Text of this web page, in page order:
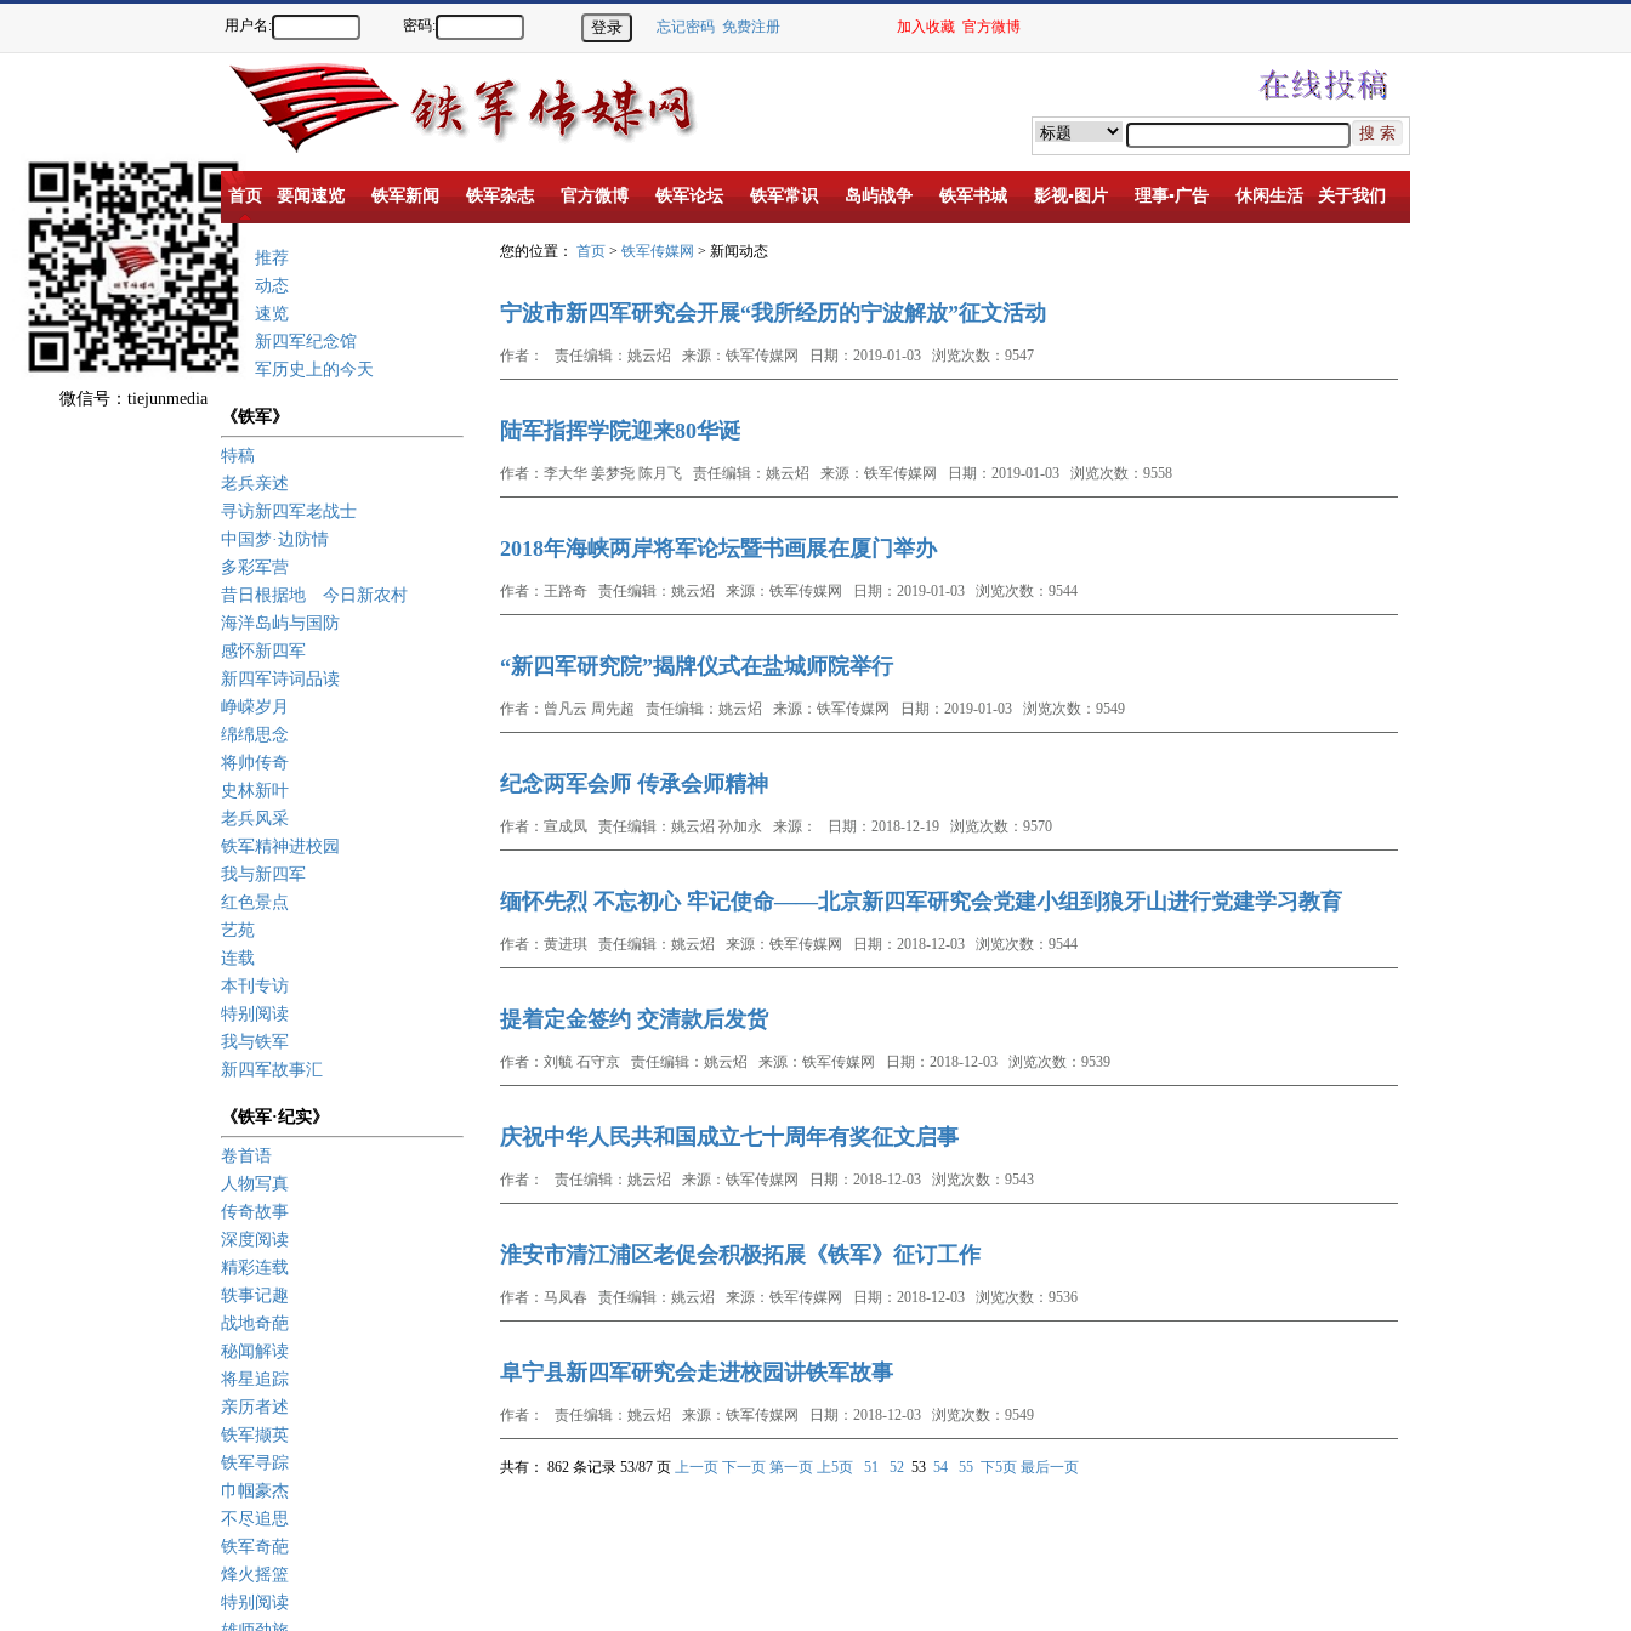
微信号：tiejunmedia
用户名: 密码: 忘记密码 免费注册 加入收藏 官方微博
首页 要闻速览 铁军新闻 铁军杂志 官方微博 铁军论坛 铁军常识 岛屿战争 铁军书城 影视▪图片 理事▪广告 休闲生活 关于我们
重点推荐
新闻动态
要闻速览
盐城新四军纪念馆
新四军历史上的今天
《铁军》
特稿
老兵亲述
寻访新四军老战士
中国梦·边防情
多彩军营
昔日根据地 今日新农村
海洋岛屿与国防
感怀新四军
新四军诗词品读
峥嵘岁月
绵绵思念
将帅传奇
史林新叶
老兵风采
铁军精神进校园
我与新四军
红色景点
艺苑
连载
本刊专访
特别阅读
我与铁军
新四军故事汇
《铁军·纪实》
卷首语
人物写真
传奇故事
深度阅读
精彩连载
轶事记趣
战地奇葩
秘闻解读
将星追踪
亲历者述
铁军撷英
铁军寻踪
巾帼豪杰
不尽追思
铁军奇葩
烽火摇篮
特别阅读
您的位置： 首页 > 铁军传媒网 > 新闻动态
宁波市新四军研究会开展“我所经历的宁波解放”征文活动
作者： 责任编辑：姚云炤 来源：铁军传媒网 日期：2019-01-03 浏览次数：9547
陆军指挥学院迎来80华诞
作者：李大华 姜梦尧 陈月飞 责任编辑：姚云炤 来源：铁军传媒网 日期：2019-01-03 浏览次数：9558
2018年海峡两岸将军论坛暨书画展在厦门举办
作者：王路奇 责任编辑：姚云炤 来源：铁军传媒网 日期：2019-01-03 浏览次数：9544
“新四军研究院”揭牌仪式在盐城师院举行
作者：曾凡云 周先超 责任编辑：姚云炤 来源：铁军传媒网 日期：2019-01-03 浏览次数：9549
纪念两军会师 传承会师精神
作者：宣成凤 责任编辑：姚云炤 孙加永 来源： 日期：2018-12-19 浏览次数：9570
缅怀先烈 不忘初心 牢记使命——北京新四军研究会党建小组到狼牙山进行党建学习教育
作者：黄进琪 责任编辑：姚云炤 来源：铁军传媒网 日期：2018-12-03 浏览次数：9544
提着定金签约 交清款后发货
作者：刘毓 石守京 责任编辑：姚云炤 来源：铁军传媒网 日期：2018-12-03 浏览次数：9539
庆祝中华人民共和国成立七十周年有奖征文启事
作者： 责任编辑：姚云炤 来源：铁军传媒网 日期：2018-12-03 浏览次数：9543
淮安市清江浦区老促会积极拓展《铁军》征订工作
作者：马凤春 责任编辑：姚云炤 来源：铁军传媒网 日期：2018-12-03 浏览次数：9536
阜宁县新四军研究会走进校园讲铁军故事
作者： 责任编辑：姚云炤 来源：铁军传媒网 日期：2018-12-03 浏览次数：9549
共有： 862 条记录 53/87 页 上一页 下一页 第一页 上5页 51 52 53 54 55 下5页 最后一页